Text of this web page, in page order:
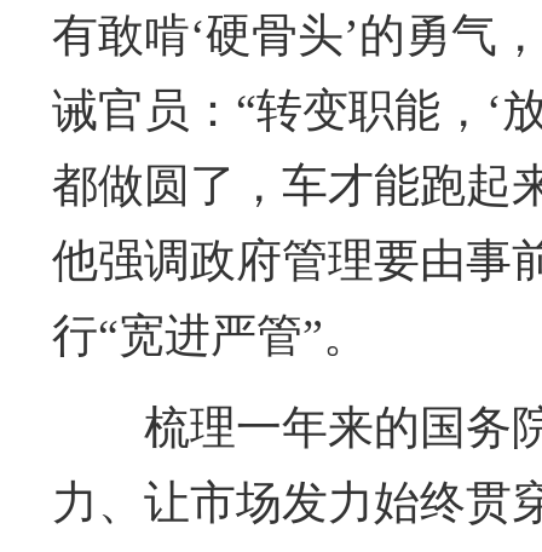
有敢啃‘硬骨头’的勇气
诫官员：“转变职能，‘
都做圆了，车才能跑起
他强调政府管理要由事
行“宽进严管”。
梳理一年来的国务
力、让市场发力始终贯